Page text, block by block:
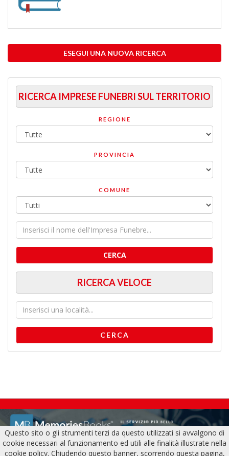
ESEGUI UNA NUOVA RICERCA
RICERCA IMPRESE FUNEBRI SUL TERRITORIO
REGIONE
PROVINCIA
COMUNE
CERCA
RICERCA VELOCE
CERCA
© 2026 PSCT EVO SRL | Partita IVA: RO 47171589 | Tutti i diritti sono
Questo sito o gli strumenti terzi da questo utilizzati si avvalgono di
cookie necessari al funzionamento ed utili alle finalità illustrate nella
cookie policy. Chiudendo questo banner, scorrendo questa pagina,